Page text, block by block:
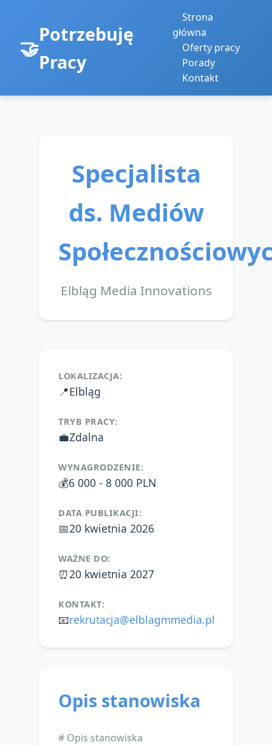
Potrzebuję
Pracy
Strona
główna
Oferty pracy
Porady
Kontakt
Specjalista
ds. Mediów
Elbląg Media Innovations
LOKALIZACJA:
📍Elbląg
TRYB PRACY:
💼Zdalna
WYNAGRODZENIE:
💰6 000 - 8 000 PLN
DATA PUBLIKACJI:
📅20 kwietnia 2026
WAŻNE DO:
⏰20 kwietnia 2027
KONTAKT:
📧rekrutacja@elblagmmedia.pl
Opis stanowiska
# Opis stanowiska